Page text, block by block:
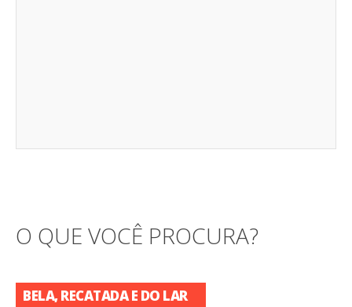
O QUE VOCÊ PROCURA?
BELA, RECATADA E DO LAR